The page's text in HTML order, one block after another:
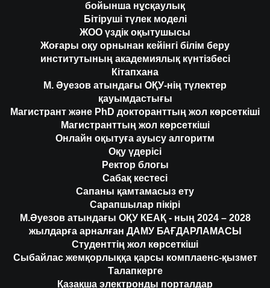
бойынша нұсқаулық
Бітіруші түлек моделі
ЖОО үздік оқытушысы
Жоғары оқу орнынан кейінгі білім беру
институтының академиялық күнтізбесі
Кітапхана
М. Әуезов атындағы ОҚУ-нің түлектер
қауымдастығы
Магистрант және PhD докторанттың жол көрсеткіші
Магистранттың жол көрсеткіші
Онлайн оқытуға ауысу алгоритм
Оқу үдерісі
Ректор блогы
Сабақ кестесі
Сапаны қамтамасыз ету
Сарапшылар пікірі
М.Әуезов атындағы ОҚУ КЕАҚ - ның 2024 – 2028
жылдарға арналған ДАМУ БАҒДАРЛАМАСЫ
Студенттің жол көрсеткіші
Сыбайлас жемқорлыққа қарсы комплаенс-қызмет
Талапкерге
Қазақша электронды порталдар